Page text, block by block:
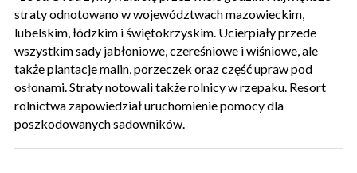
straty odnotowano w województwach mazowieckim,
lubelskim, łódzkim i świętokrzyskim. Ucierpiały przede
wszystkim sady jabłoniowe, czereśniowe i wiśniowe, ale
także plantacje malin, porzeczek oraz część upraw pod
osłonami. Straty notowali także rolnicy w rzepaku. Resort
rolnictwa zapowiedział uruchomienie pomocy dla
poszkodowanych sadowników.